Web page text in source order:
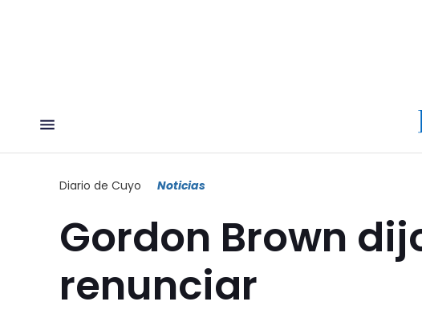
Diario de Cuyo Noticias
Gordon Brown
renunciar